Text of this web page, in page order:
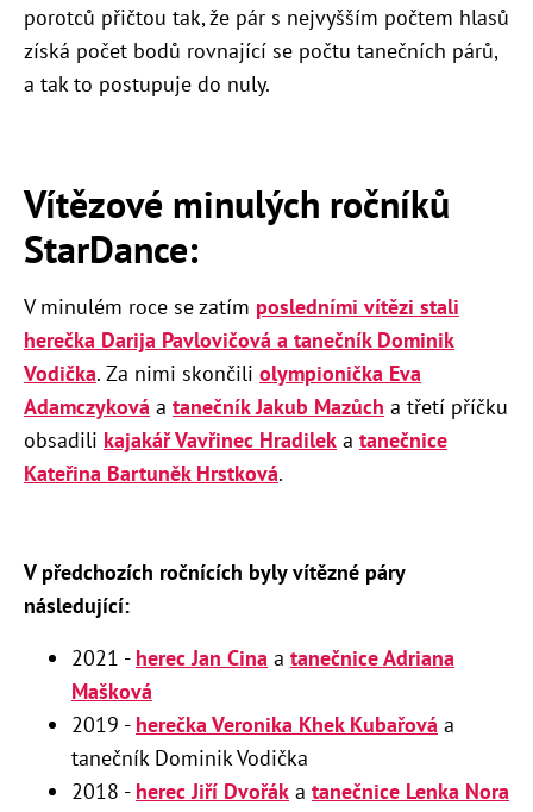
porotců přičtou tak, že pár s nejvyšším počtem hlasů
získá počet bodů rovnající se počtu tanečních párů,
a tak to postupuje do nuly.
Vítězové minulých ročníků
StarDance:
V minulém roce se zatím posledními vítězi stali
herečka Darija Pavlovičová a tanečník Dominik
Vodička. Za nimi skončili olympionička Eva
Adamczyková a tanečník Jakub Mazůch a třetí příčku
obsadili kajakář Vavřinec Hradilek a tanečnice
Kateřina Bartuněk Hrstková.
V předchozích ročnících byly vítězné páry
následující:
2021 - herec Jan Cina a tanečnice Adriana
Mašková
2019 - herečka Veronika Khek Kubařová a
tanečník Dominik Vodička
2018 - herec Jiří Dvořák a tanečnice Lenka Nora